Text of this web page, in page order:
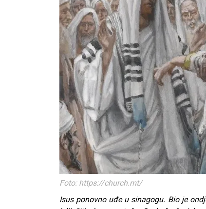
Foto: https://church.mt/
Isus ponovno uđe u sinagogu. Bio je